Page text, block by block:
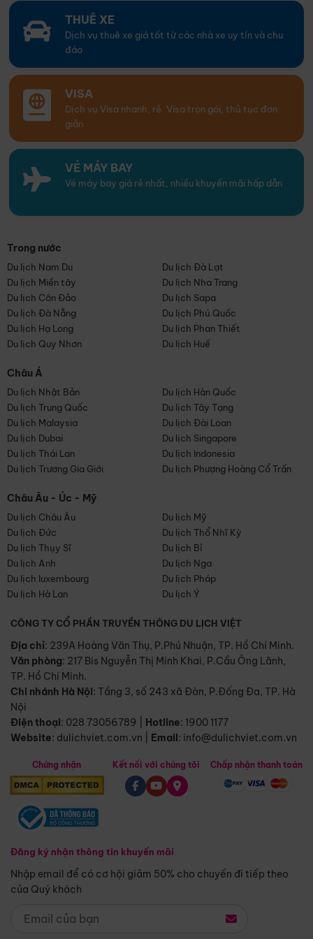
THUÊ XE
Dịch vụ thuê xe giá tốt từ các nhà xe uy tín và chu
đáo
VISA
Dịch vụ Visa nhanh, rẻ. Visa trọn gói, thủ tục đơn
giản
VÉ MÁY BAY
Vé máy bay giá rẻ nhất, nhiều khuyến mãi hấp dẫn
Trong nước
Du lịch Nam Du
Du lịch Đà Lạt
Du lịch Miền tây
Du lịch Nha Trang
Du lịch Côn Đảo
Du lịch Sapa
Du lịch Đà Nẵng
Du lịch Phú Quốc
Du lịch Hạ Long
Du lịch Phan Thiết
Du lịch Quy Nhơn
Du lịch Huế
Châu Á
Du lịch Nhật Bản
Du lịch Hàn Quốc
Du lịch Trung Quốc
Du lịch Tây Tạng
Du lịch Malaysia
Du lịch Đài Loan
Du lịch Dubai
Du lịch Singapore
Du lịch Thái Lan
Du lịch Indonesia
Du lịch Trương Gia Giới
Du lịch Phượng Hoàng Cổ Trấn
Châu Âu - Úc - Mỹ
Du lịch Châu Âu
Du lịch Mỹ
Du lịch Đức
Du lịch Thổ Nhĩ Kỳ
Du lịch Thụy Sĩ
Du lịch Bỉ
Du lịch Anh
Du lịch Nga
Du lịch luxembourg
Du lịch Pháp
Du lịch Hà Lan
Du lịch Ý
CÔNG TY CỔ PHẦN TRUYỀN THÔNG DU LỊCH VIỆT
Địa chỉ: 239A Hoàng Văn Thụ, P.Phú Nhuận, TP. Hồ Chí Minh.
Văn phòng: 217 Bis Nguyễn Thị Minh Khai, P.Cầu Ông Lãnh,
TP. Hồ Chí Minh.
Chi nhánh Hà Nội: Tầng 3, số 243 xã Đàn, P.Đống Đa, TP. Hà
Nội
Điện thoại: 028 73056789 Hotline: 1900 1177
Website: dulichviet.com.vn Email: info@dulichviet.com.vn
Chứng nhận
Đăng ký nhận thông tin khuyến mãi
Nhập email để có cơ hội giảm 50% cho chuyến đi tiếp theo
của Quý khách
Kết nối với chúng tôi Chấp nhận thanh toán